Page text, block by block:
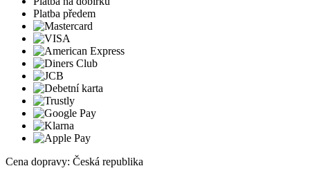
Platba předem
Cena dopravy: Česká republika